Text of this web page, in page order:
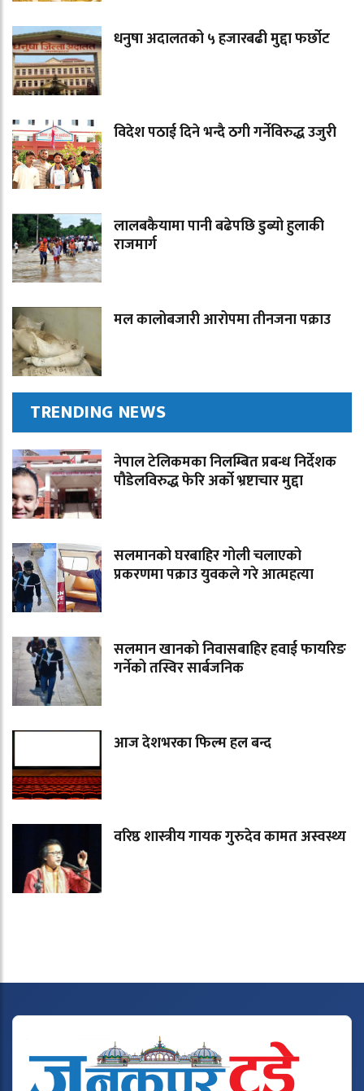
धनुषा अदालतको ५ हजारबढी मुद्दा फर्छोट
विदेश पठाई दिने भन्दै ठगी गर्नेविरुद्ध उजुरी
लालबकैयामा पानी बढेपछि डुब्यो हुलाकी
राजमार्ग
मल कालोबजारी आरोपमा तीनजना पक्राउ
TRENDING NEWS
नेपाल टेलिकमका निलम्बित प्रबन्ध निर्देशक
पौडेलविरुद्ध फेरि अर्को भ्रष्टाचार मुद्दा
सलमानको घरबाहिर गोली चलाएको
प्रकरणमा पक्राउ युवकले गरे आत्महत्या
सलमान खानको निवासबाहिर हवाई फायरिङ
गर्नेको तस्विर सार्बजनिक
आज देशभरका फिल्म हल बन्द
वरिष्ठ शास्त्रीय गायक गुरुदेव कामत अस्वस्थ्य